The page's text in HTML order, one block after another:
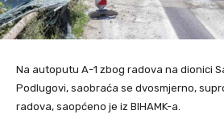
Na autoputu A-1 zbog radova na dionici
Podlugovi, saobraća se dvosmjerno,
radova, saopćeno je iz BIHAMK-a.